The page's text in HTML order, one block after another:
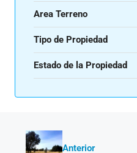
Area Terreno
Tipo de Propiedad
Estado de la Propiedad
Anterior